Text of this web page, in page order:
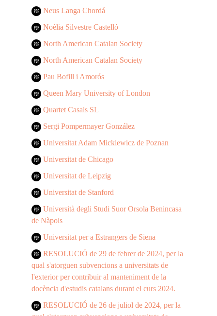
Neus Langa Chordá
Noèlia Silvestre Castelló
North American Catalan Society
North American Catalan Society
Pau Bofill i Amorós
Queen Mary University of London
Quartet Casals SL
Sergi Pompermayer González
Universitat Adam Mickiewicz de Poznan
Universitat de Chicago
Universitat de Leipzig
Universitat de Stanford
Università degli Studi Suor Orsola Benincasa
de Nàpols
Universitat per a Estrangers de Siena
RESOLUCIÓ de 29 de febrer de 2024, per la
qual s'atorguen subvencions a universitats de
l'exterior per contribuir al manteniment de la
docència d'estudis catalans durant el curs 2024.
RESOLUCIÓ de 26 de juliol de 2024, per la